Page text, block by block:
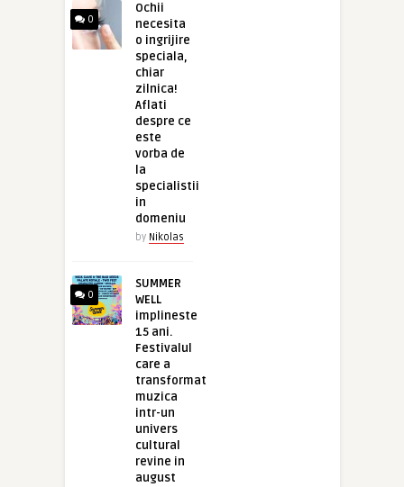
0
Ochii
necesita
o ingrijire
speciala,
chiar
zilnica!
Aflati
despre ce
este
vorba de
la
specialistii
in
domeniu
by Nikolas
0
SUMMER
WELL
implineste
15 ani.
Festivalul
care a
transformat
muzica
intr-un
univers
cultural
revine in
august